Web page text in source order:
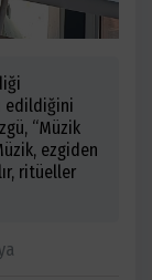
edildiğini
“Müzik
ezgiden
ritüeller